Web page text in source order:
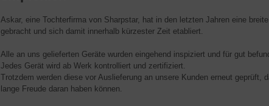
Askar, eine Tochterfirma von Sharpstar, hat in den letzten Jahren eine
gebracht und sich damit innerhalb kürzester Zeit etabliert.
Alle an uns gelieferten Geräte wurden eingehend inspiziert und für gut
Jedes Gerät wird ab Werk kontrolliert und zertifiziert.
Trotzdem werden diese vor Auslieferung an unsere Kunden erneut
lange Freude daran haben können.